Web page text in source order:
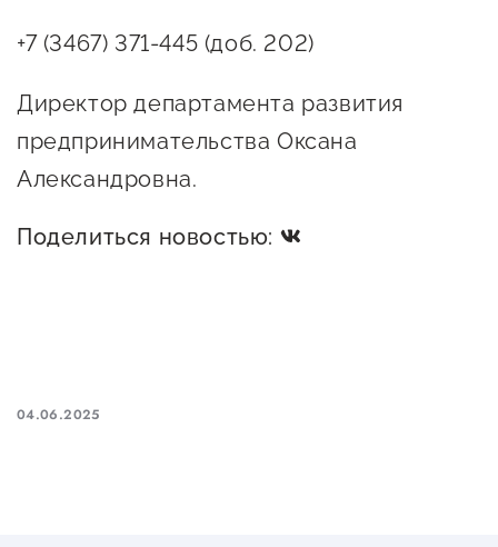
+7 (3467) 371-445 (доб. 202)
Директор департамента развития
предпринимательства Оксана
Александровна.
Поделиться новостью:
04.06.2025